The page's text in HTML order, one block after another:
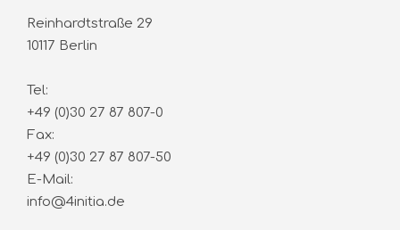
Reinhardtstraße 29
10117 Berlin
Tel:
+49 (0)30 27 87 807-0
Fax:
+49 (0)30 27 87 807-50
E-Mail:
info@4initia.de